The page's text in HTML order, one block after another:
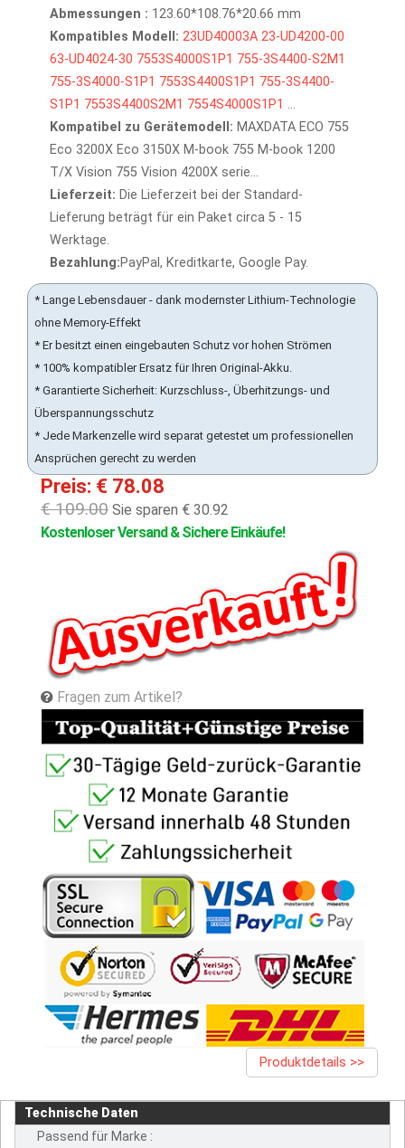
Abmessungen : 123.60*108.76*20.66 mm
Kompatibles Modell: 23UD40003A 23-UD4200-00
63-UD4024-30 7553S4000S1P1 755-3S4400-S2M1
755-3S4000-S1P1 7553S4400S1P1 755-3S4400-
S1P1 7553S4400S2M1 7554S4000S1P1 ...
Kompatibel zu Gerätemodell: MAXDATA ECO 755
Eco 3200X Eco 3150X M-book 755 M-book 1200
T/X Vision 755 Vision 4200X serie...
Lieferzeit: Die Lieferzeit bei der Standard-
Lieferung beträgt für ein Paket circa 5 - 15
Werktage.
Bezahlung:PayPal, Kreditkarte, Google Pay.
* Lange Lebensdauer - dank modernster Lithium-Technologie
ohne Memory-Effekt
* Er besitzt einen eingebauten Schutz vor hohen Strömen
* 100% kompatibler Ersatz für Ihren Original-Akku.
* Garantierte Sicherheit: Kurzschluss-, Überhitzungs- und
Überspannungsschutz
* Jede Markenzelle wird separat getestet um professionellen
Ansprüchen gerecht zu werden
Preis: € 78.08
€ 109.00 Sie sparen € 30.92
Kostenloser Versand & Sichere Einkäufe!
Fragen zum Artikel?
Produktdetails >>
Technische Daten
Passend für Marke :